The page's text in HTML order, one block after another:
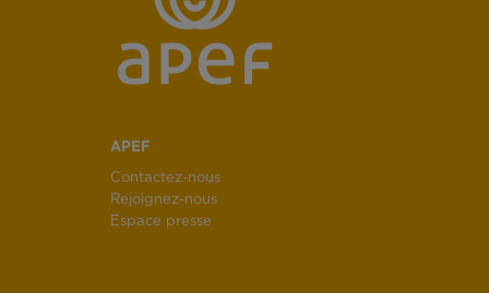
APEF
Contactez-nous
Rejoignez-nous
Espace presse